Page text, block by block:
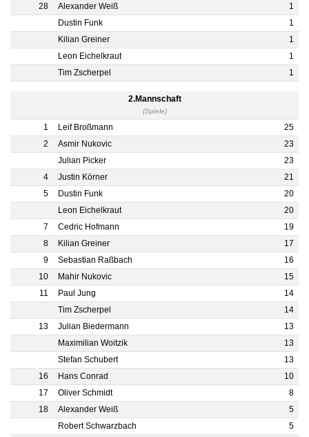
28
Alexander Weiß
1
Dustin Funk
1
Kilian Greiner
1
Leon Eichelkraut
1
Tim Zscherpel
1
2.Mannschaft
(Spiele)
1 Leif Broßmann
25
2
Asmir Nukovic
23
Julian Picker
23
4
Justin Körner
21
5
Dustin Funk
20
Leon Eichelkraut
20
7
Cedric Hofmann
19
8
Kilian Greiner
17
9
Sebastian Raßbach
16
10
Mahir Nukovic
15
11
Paul Jung
14
Tim Zscherpel
14
13
Julian Biedermann
13
Maximilian Woitzik
13
Stefan Schubert
13
16
Hans Conrad
10
17
Oliver Schmidt
8
18
Alexander Weiß
5
Robert Schwarzbach
5